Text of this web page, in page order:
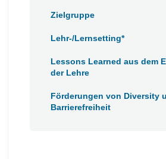
Zielgruppe
Lehr-/Lernsetting*
Lessons Learned aus dem
der Lehre
Förderungen von Diversity
Barrierefreiheit